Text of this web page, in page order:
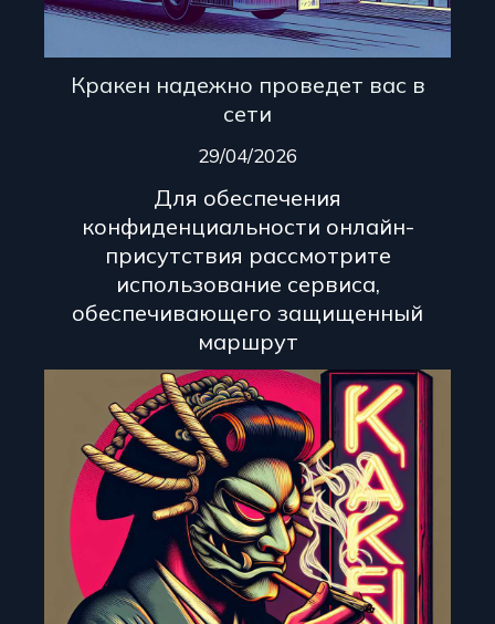
Кракен надежно проведет вас в
сети
29/04/2026
Для обеспечения
конфиденциальности онлайн-
присутствия рассмотрите
использование сервиса,
обеспечивающего защищенный
маршрут